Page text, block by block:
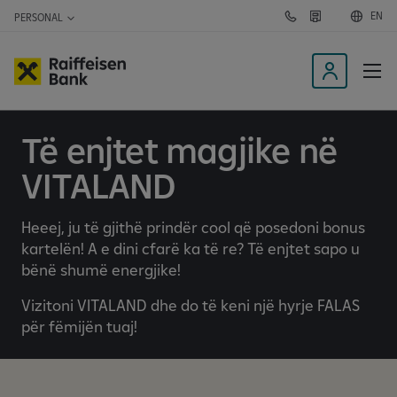
PERSONAL
C
F
r
h
e
T
M
s
EN
L
i
n
t
h
o
i
Të enjtet magjike në
VITALAND
Heeej, ju të gjithë prindër cool që posedoni bonus
kartelën! A e dini cfarë ka të re? Të enjtet sapo u
bënë shumë energjike!
Vizitoni VITALAND dhe do të keni një hyrje FALAS
për fëmijën tuaj!